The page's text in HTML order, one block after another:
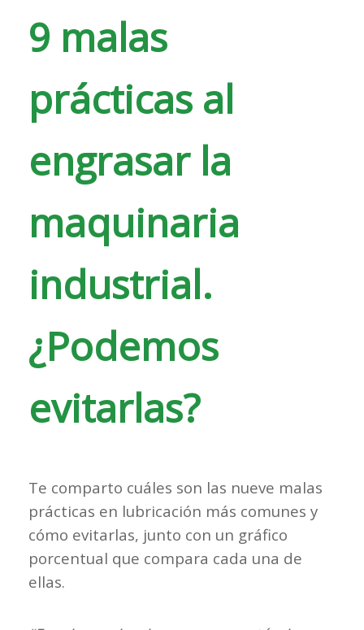
9 malas
prácticas al
engrasar la
maquinaria
industrial.
¿Podemos
evitarlas?
Te comparto cuáles son las nueve malas
prácticas en lubricación más comunes y
cómo evitarlas, junto con un gráfico
porcentual que compara cada una de
ellas.